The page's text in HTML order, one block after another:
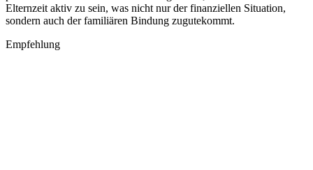
Elternzeit aktiv zu sein, was nicht nur der finanziellen Situation,
sondern auch der familiären Bindung zugutekommt.
Empfehlung